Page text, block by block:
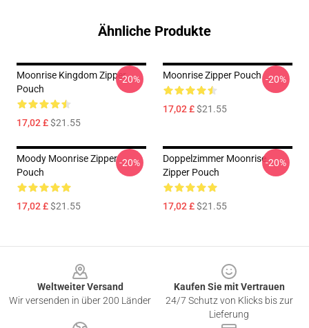
Ähnliche Produkte
Moonrise Kingdom Zipper
Pouch
17,02 £$21.55
-20% Moonrise Zipper Pouch
17,02 £$21.55
-20%
Moody Moonrise Zipper
Pouch
17,02 £$21.55
-20%
Doppelzimmer Moonrise
Zipper Pouch
17,02 £$21.55
-20%
Weltweiter Versand
Wir versenden in über 200 Länder
Kaufen Sie mit Vertrauen
24/7 Schutz von Klicks bis zur
Lieferung